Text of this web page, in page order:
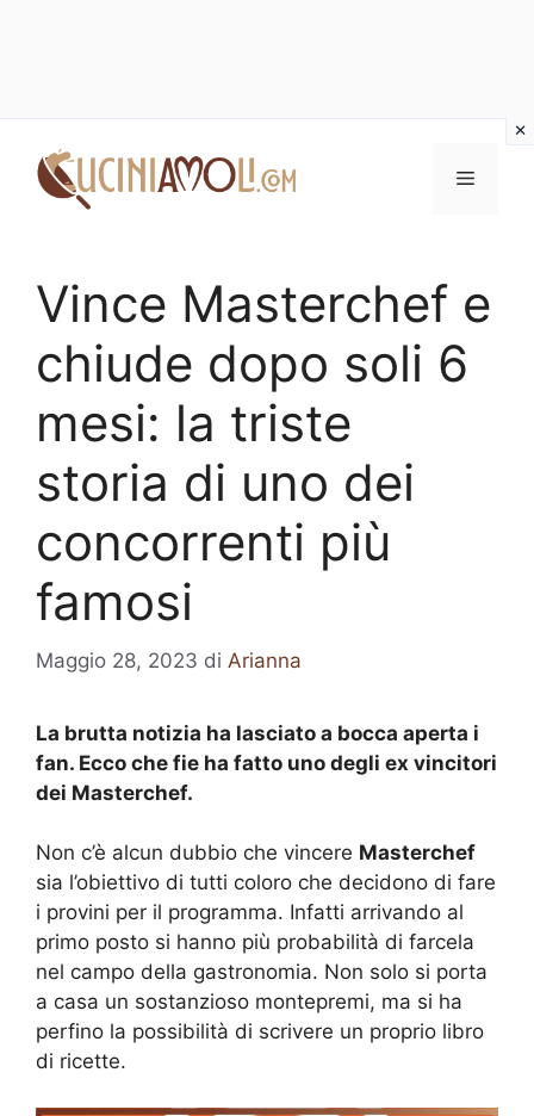
contenuto
Menu
Vince Masterchef e
chiude dopo soli 6
mesi: la triste
storia di uno dei
concorrenti più
famosi
Maggio 28, 2023 di Arianna
La brutta notizia ha lasciato a bocca aperta i
fan. Ecco che fie ha fatto uno degli ex vincitori
dei Masterchef.
Non c’è alcun dubbio che vincere Masterchef
sia l’obiettivo di tutti coloro che decidono di fare
i provini per il programma. Infatti arrivando al
primo posto si hanno più probabilità di farcela
nel campo della gastronomia. Non solo si porta
a casa un sostanzioso montepremi, ma si ha
perfino la possibilità di scrivere un proprio libro
di ricette.